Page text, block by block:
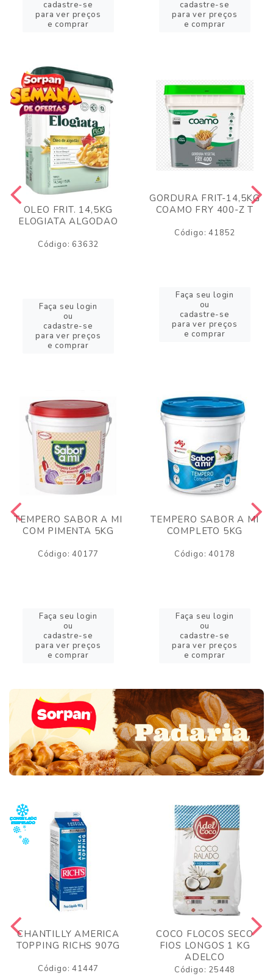
cadastre-se
para ver preços
e comprar
cadastre-se
para ver preços
e comprar
OLEO FRIT. 14,5KG
ELOGIATA ALGODAO
Código: 63632
Faça seu login
ou
cadastre-se
para ver preços
e comprar
GORDURA FRIT-14,5KG
COAMO FRY 400-Z T
Código: 41852
Faça seu login
ou
cadastre-se
para ver preços
e comprar
TEMPERO SABOR A MI
COM PIMENTA 5KG
Código: 40177
Faça seu login
ou
cadastre-se
para ver preços
e comprar
TEMPERO SABOR A MI
COMPLETO 5KG
Código: 40178
Faça seu login
ou
cadastre-se
para ver preços
e comprar
CHANTILLY AMERICA
TOPPING RICHS 907G
Código: 41447
COCO FLOCOS SECO
FIOS LONGOS 1 KG
ADELCO
Código: 25448